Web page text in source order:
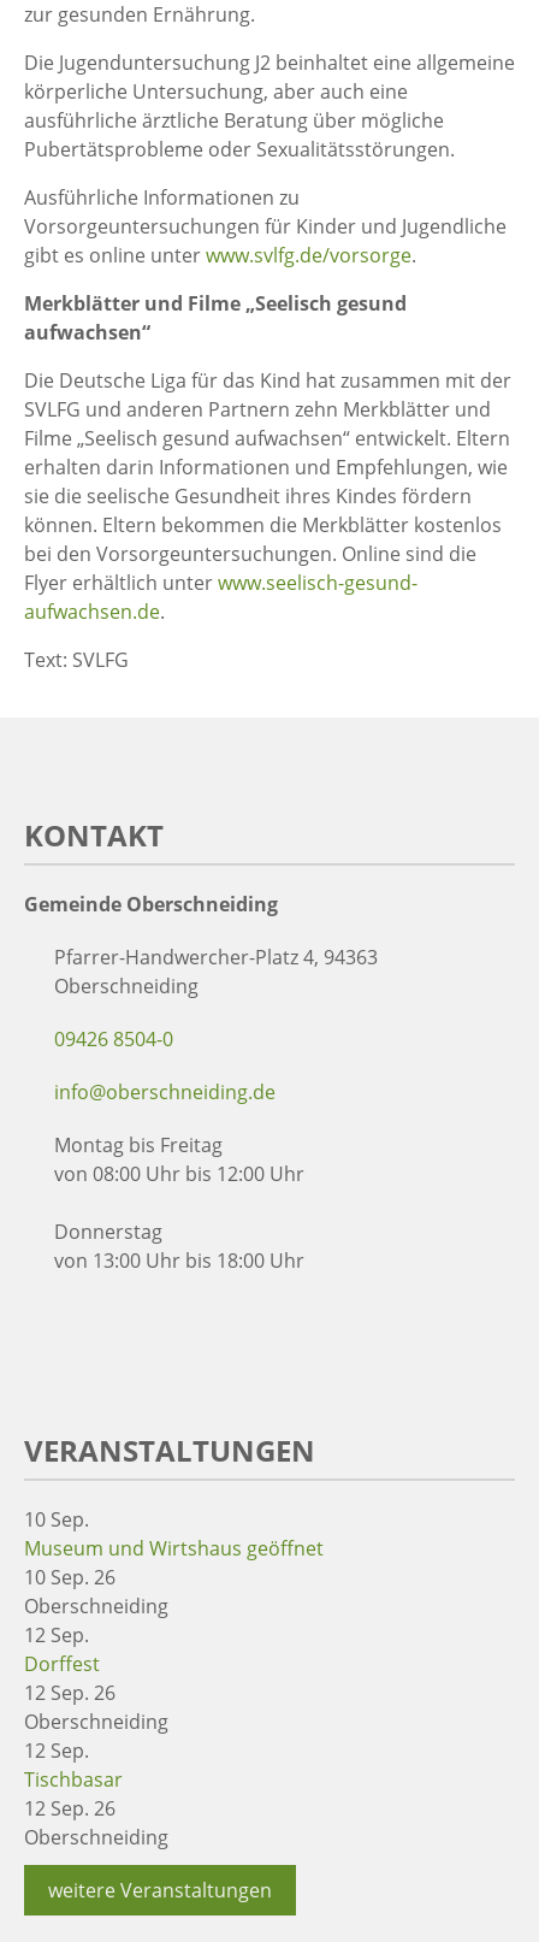
zur gesunden Ernährung.
Die Jugenduntersuchung J2 beinhaltet eine allgemeine
körperliche Untersuchung, aber auch eine
ausführliche ärztliche Beratung über mögliche
Pubertätsprobleme oder Sexualitätsstörungen.
Ausführliche Informationen zu
Vorsorgeuntersuchungen für Kinder und Jugendliche
gibt es online unterwww.svlfg.de/vorsorge.
Merkblätter und Filme „Seelisch gesund
aufwachsen“
Die Deutsche Liga für das Kind hat zusammen mit der
SVLFG und anderen Partnern zehn Merkblätter und
Filme „Seelisch gesund aufwachsen“ entwickelt. Eltern
erhalten darin Informationen und Empfehlungen, wie
sie die seelische Gesundheit ihres Kindes fördern
können. Eltern bekommen die Merkblätter kostenlos
bei den Vorsorgeuntersuchungen. Online sind die
Flyer erhältlich unterwww.seelisch-gesund-
aufwachsen.de.
Text: SVLFG
KONTAKT
Gemeinde Oberschneiding
Pfarrer-Handwercher-Platz 4, 94363
Oberschneiding
09426 8504-0
info@oberschneiding.de
Montag bis Freitag
von 08:00 Uhr bis 12:00 Uhr
Donnerstag
von 13:00 Uhr bis 18:00 Uhr
VERANSTALTUNGEN
10 Sep.
Museum und Wirtshaus geöffnet
10 Sep. 26
Oberschneiding
12 Sep.
Dorffest
12 Sep. 26
Oberschneiding
12 Sep.
Tischbasar
12 Sep. 26
Oberschneiding
weitere Veranstaltungen